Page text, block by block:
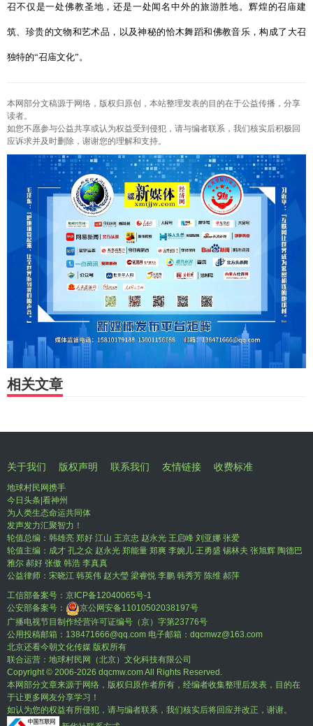
召不仅是一处佛教圣地，还是一处闻名中外的旅游胜地。辉煌的召庙建
筑、珍贵的文物和艺术品，以及神秘的恰木舞蹈和佛教音乐，构成了大召
独特的“召庙文化”。
本网部分文稿源于网络，版权归原创，本站整理发表的目的在于公益传播，分享
读者。
如您不愿参与公益共享或认为权益受到侵犯，请与编者联系，我们核实后积极回
应诉求并及时删除，谢谢您的理解和支持。
相关文章
关于我们 版权声明 联系我们 友情链接 收费标准
地球村民网携手
今日头条|看神州
为人类生态命运共同体
发声发力汇聚智力！
轮值总编：韩雄亮 郑好 江山 王京忠 赵永光 王启峰 刘亚娜 张爱
轮值主编：成才 孔之众 赵永光 郑能量 郑爽 李婉儿 王勇盛 锡林夫 张旭辉 陶德巴
雅尔 郝好 张傲 韩浩 李真真
公益律师：宋晓江 韩英伟 赵大瑩 梁睿悦 李鹏 韩秀芳 陈维 郝萍
工信部备案号： 京ICP备12040065号-1
公安部备案号：
京公网安备11010502038197号
广播电视节目制作经营许可证编号（京）字第23776号
公用投稿邮箱：138471666@qq.com 电子邮箱：dqcmwz@163.com
北京还看今朝文化传媒 版权所有
联合运营：地球村民网（北京）文化科技有限公司
Copyright © 2006-2026 dqcmw.com All Rights Reserved.
本网部分文章来源于网络，版权归原作者所有，经编者收集整理后发表，目的在
于让更多网友分享学习！
如认为您的权益有所侵犯，请与编者联系，我们核实后将回应并改正，谢谢。